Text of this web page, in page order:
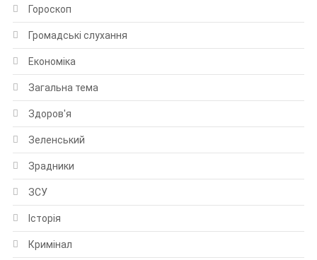
Гороскоп
Громадські слухання
Економіка
Загальна тема
Здоров'я
Зеленський
Зрадники
ЗСУ
Історія
Кримінал